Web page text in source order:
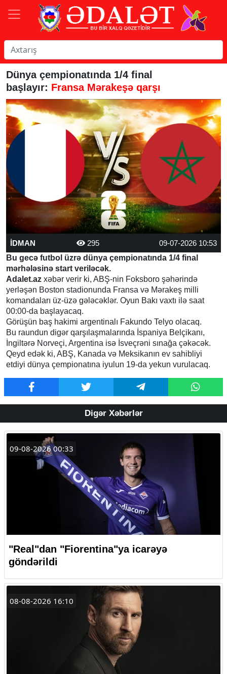
Dünya çempionatında 1/4 final
başlayır: Fransa Mərakeşə qarşı
İDMAN 295
09-07-2026 10:53
Bu gecə futbol üzrə dünya çempionatında 1/4 final
mərhələsinə start veriləcək.
Adalet.az xəbər verir ki, ABŞ-nin Foksboro şəhərində
yerləşən Boston stadionunda Fransa və Mərakeş milli
komandaları üz-üzə gələcəklər. Oyun Bakı vaxtı ilə saat
00:00-da başlayacaq.
Görüşün baş hakimi argentinalı Fakundo Telyo olacaq.
Bu raundun digər qarşılaşmalarında İspaniya Belçikanı,
İngiltərə Norveçi, Argentina isə İsveçrəni sınağa çəkəcək.
Qeyd edək ki, ABŞ, Kanada və Meksikanın ev sahibliyi
etdiyi dünya çempionatına iyulun 19-da yekun vurulacaq.
Digər Xəbərlər
09-08-2026 00:33
"Real"dan "Fiorentina"ya icarəyə
göndərildi
08-08-2026 16:10